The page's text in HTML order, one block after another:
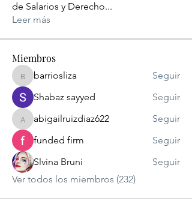
de Salarios y Derecho...
Leer más
Miembros
barriosliza
barriosliza
Seguir
Shabaz sayyed
Seguir
abigailruizdiaz622
abigailruizdiaz622
Seguir
funded firm
Seguir
Slvina Bruni
Seguir
Ver todos los miembros (232)